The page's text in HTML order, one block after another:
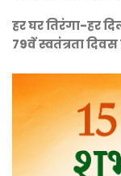
हर घर तिरंगा-हर
79वें स्वतंत्रता